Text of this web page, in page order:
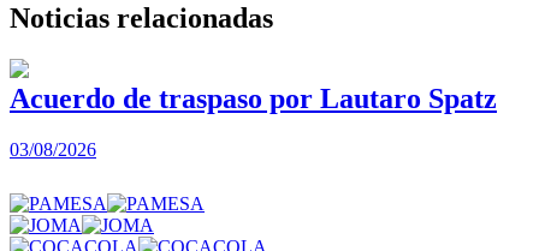
Noticias relacionadas
Acuerdo de traspaso por Lautaro Spatz
03/08/2026